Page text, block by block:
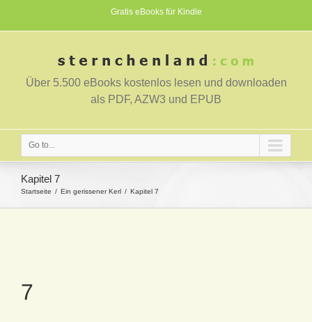
Gratis eBooks für Kindle
Über 5.500 eBooks kostenlos lesen und downloaden
als PDF, AZW3 und EPUB
Go to...
Kapitel 7
Startseite Ein gerissener Kerl Kapitel 7
7